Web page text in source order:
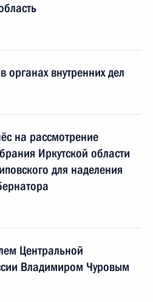
внутренних дел
на рассмотрение
Иркутской области
для наделения
Центральной
Владимиром Чуровым